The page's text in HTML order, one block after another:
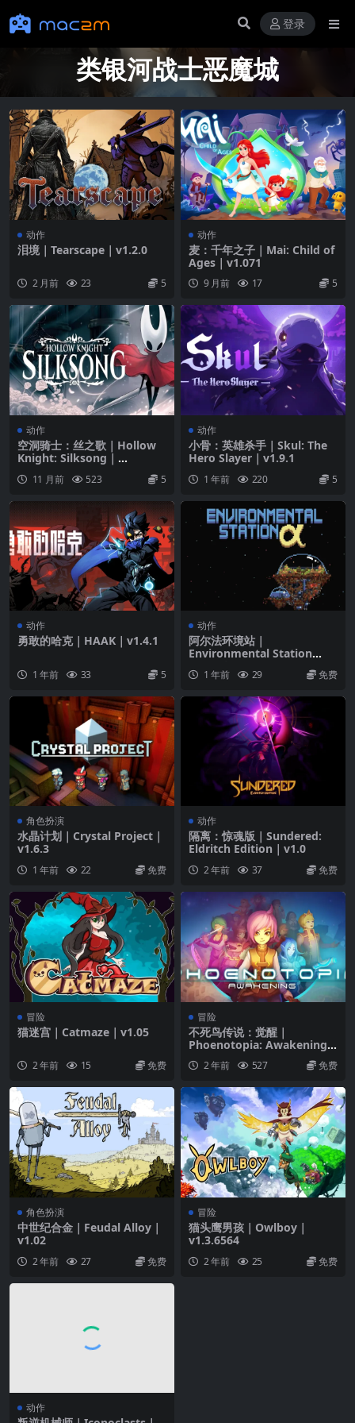
登录
类银河战士恶魔城
动作
泪境｜Tearscape｜v1.2.0
2 月前 23 5
动作
麦：千年之子｜Mai: Child of
Ages｜v1.071
9 月前 17 5
动作
空洞骑士：丝之歌｜Hollow
Knight: Silksong｜
11 月前 523 5
动作
小骨：英雄杀手｜Skul: The
Hero Slayer｜v1.9.1
1 年前 220 5
动作
勇敢的哈克｜HAAK｜v1.4.1
1 年前 33 5
动作
阿尔法环境站｜
Environmental Station
1 年前 29 免费
角色扮演
水晶计划｜Crystal Project｜
v1.6.3
1 年前 22 免费
动作
隔离：惊魂版｜Sundered:
Eldritch Edition｜v1.0
2 年前 37 免费
冒险
猫迷宫｜Catmaze｜v1.05
2 年前 15 免费
冒险
不死鸟传说：觉醒｜
Phoenotopia: Awakening
2 年前 527 免费
角色扮演
中世纪合金｜Feudal Alloy｜
v1.02
2 年前 27 免费
冒险
猫头鹰男孩｜Owlboy｜
v1.3.6564
2 年前 25 免费
动作